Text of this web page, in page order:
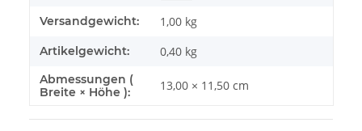
Versandgewicht: 1,00 kg
Artikelgewicht: 0,40 kg
Abmessungen (
Breite × Höhe ):
13,00 × 11,50 cm